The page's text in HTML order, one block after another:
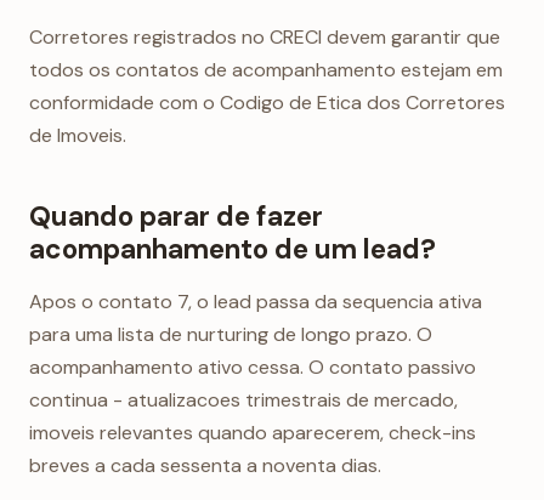
Corretores registrados no CRECI devem garantir que
todos os contatos de acompanhamento estejam em
conformidade com o Codigo de Etica dos Corretores
de Imoveis.
Quando parar de fazer
acompanhamento de um lead?
Apos o contato 7, o lead passa da sequencia ativa
para uma lista de nurturing de longo prazo. O
acompanhamento ativo cessa. O contato passivo
continua - atualizacoes trimestrais de mercado,
imoveis relevantes quando aparecerem, check-ins
breves a cada sessenta a noventa dias.